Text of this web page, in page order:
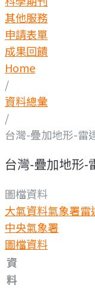
其他服務
申請表單
成果回饋
Home
/
資料總彙
/
台灣-疊加地形-雷
台灣-疊加地形-
圖檔資料
大氣資料氣象署雷
中央氣象署
圖檔資料
資
料